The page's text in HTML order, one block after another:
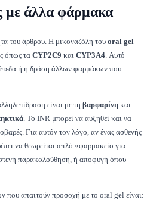
με άλλα φάρμακα
του άρθρου. Η μικοναζόλη του oral gel
όπως τα CYP2C9 και CYP3A4. Αυτό
ή η δράση άλλων φαρμάκων που
είναι με τη βαρφαρίνη και
. Το INR μπορεί να αυξηθεί και να
Για αυτόν τον λόγο, αν ένας ασθενής
να θεωρείται απλό «φαρμακείο για
παρακολούθηση, ή αποφυγή όπου
που απαιτούν προσοχή με το oral gel είναι: